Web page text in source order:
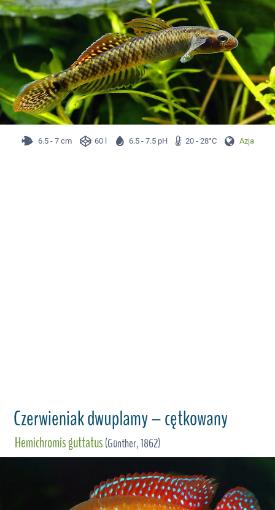
6.5 - 7 cm 60 l 6.5 - 7.5 pH 20 - 28°C Azja
Czerwieniak dwuplamy – cętkowany
Hemichromis guttatus(Günther, 1862)